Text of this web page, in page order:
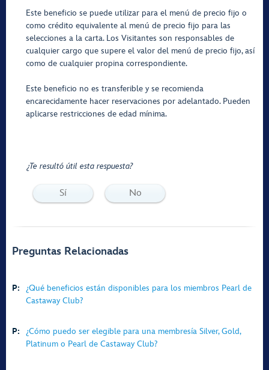
Este beneficio se puede utilizar para el menú de precio fijo o
como crédito equivalente al menú de precio fijo para las
selecciones a la carta. Los Visitantes son responsables de
cualquier cargo que supere el valor del menú de precio fijo, así
como de cualquier propina correspondiente.
Este beneficio no es transferible y se recomienda
encarecidamente hacer reservaciones por adelantado. Pueden
aplicarse restricciones de edad mínima.
¿Te resultó útil esta respuesta?
Sí No
Preguntas Relacionadas
P:
¿Qué beneficios están disponibles para los miembros Pearl de
Castaway Club?
P:
¿Cómo puedo ser elegible para una membresía Silver, Gold,
Platinum o Pearl de Castaway Club?